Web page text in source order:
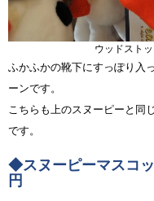
ウッドスト
ふかふかの靴下にすっぽり入
ーンです。
こちらも上のスヌーピーと同
です。
◆スヌーピーマスコ
円